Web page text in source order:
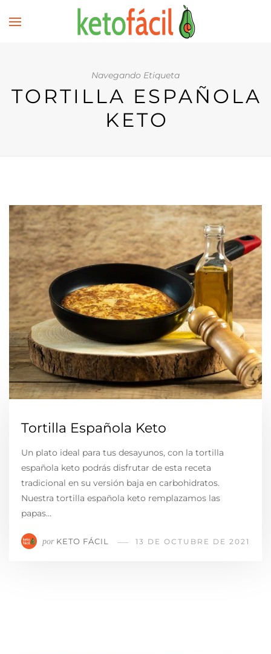
Navegando Etiqueta
TORTILLA ESPAÑOLA
KETO
Tortilla Española Keto
Un plato ideal para tus desayunos, con la tortilla
española keto podrás disfrutar de esta receta
tradicional en su versión baja en carbohidratos.
Nuestra tortilla española keto remplazamos las
papas…
por KETO FÁCIL 13 DE OCTUBRE DE 2021